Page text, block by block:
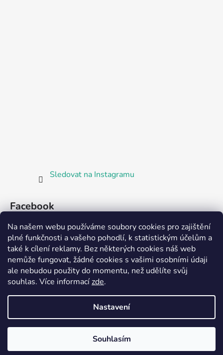
Na našem webu používáme soubory cookies pro zajištění
plné funkčnosti a vašeho pohodlí, k statistickým účelům a
také k cílení reklamy. Bez některých cookies náš web
nemůže fungovat, žádné cookies s vašimi osobními údaji
ale nebudou použity do momentu, než udělíte svůj
souhlas. Více informacízde.
Nastavení
Souhlasím
Sledovat na Instagramu
Facebook
Partnerská prodejna Barefoot Plzeň
Vytvořil Shoptet
Bosorka Plzeň
vyhrazena.